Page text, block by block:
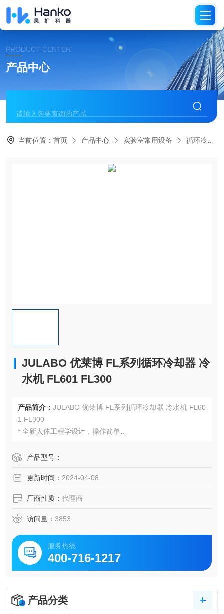
PRODUCT CENTER
产品中心
当前位置：首页 产品中心 实验室常用设备 循环冷水器
JULABO 优莱博 FL系列循环冷却器 冷
水机 FL601 FL300
产品简介： JULABO 优莱博 FL系列循环冷却器 冷水机 FL60
1 FL300
* 全新人体工程学设计，操作简单
* PID温度控制技术，防水键盘设计，高亮LED显示屏
分全部选用不锈钢或特殊塑料
系列浴液
产品型号：
更新时间： 2024-04-08
厂商性质： 代理商
访问量： 3853
服务热线
400-716-1217
产品分类